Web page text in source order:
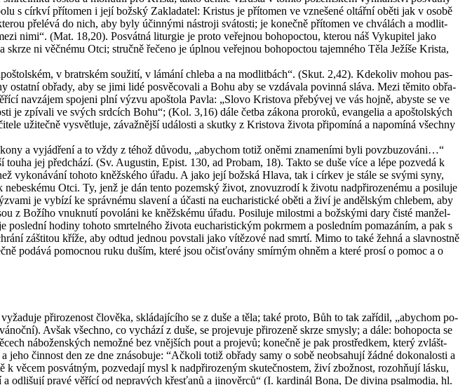
s církví pří­to­men i její bož­ský Za­kla­da­tel: Kris­tus je pří­to­men ve vzne­še­né ol­tář­ní oběti jak v osobě
pře­lé­vá do nich, aby byly účin­ný­mi ná­stro­ji svá­tos­ti; je ko­neč­ně pří­to­men ve chválách a mod­lit­
nimi“. (Mat. 18,20). Po­svát­ná li­tur­gie je proto ve­řej­nou bo­ho­po­ctou, kte­rou náš Vy­ku­pi­tel jako
ni věč­né­mu Otci; struč­ně ře­če­no je úpl­nou ve­řej­nou bo­ho­po­ctou ta­jem­né­ho Těla Je­ží­še Kris­ta,
v bra­tr­ském sou­ži­tí, v lámá­ní chle­ba a na mod­lit­bách“. (Skut. 2,42). Kde­ko­liv mohou pas­
ob­řa­dy, aby se jimi lidé po­svě­co­va­li a Bohu aby se vzdá­va­la po­vin­ná sláva. Mezi tě­mi­to ob­řa­
na­vzá­jem spo­je­ni plní výzvu apoš­to­la Pavla: „Slovo Kris­to­va pře­bý­vej ve vás hojně, abys­te se ve
zpí­va­li ve svých srd­cích Bohu“; (Kol. 3,16) dále četba zá­ko­na pro­ro­ků, evan­ge­lia a apoš­tolských
uži­teč­ně vy­svět­lu­je, zá­važ­něj­ší udá­los­ti a skut­ky z Kris­to­va ži­vo­ta při­po­mí­ná a na­po­mí­ná všech­ny
a vy­já­d­ře­ní a to vždy z téhož dů­vo­du, „abychom totiž oněmi zna­me­ní­mi byli po­vzbu­zo­vá­ni…“
jej před­chá­zí. (Sv. Au­gustin, Epist. 130, ad Pro­bam, 18). Takto se duše více a lépe po­zve­dá k
vy­ko­ná­vá­ní to­ho­to kněž­ské­ho úřadu. A jako její bož­ská Hlava, tak i cír­kev je stále se svými syny,
Otci. Ty, jenž je dán tento po­zem­ský život, zno­vuzro­dí k ži­vo­tu nad­při­ro­ze­né­mu a po­si­lu­je
je vy­bí­zí ke správ­né­mu sla­ve­ní a účas­ti na eu­cha­ris­tic­ké oběti a živí je an­děl­ským chle­bem, aby
z Bo­ží­ho vnuk­nu­tí po­vo­lá­ni ke kněž­ské­mu úřadu. Po­si­lu­je mi­lost­mi a bož­ský­mi dary čisté man­žel­
ho­di­ny to­ho­to smr­tel­né­ho ži­vo­ta eu­cha­ris­tic­kým po­kr­mem a po­sled­ním po­ma­zá­ním, a pak s
zášti­tou kříže, aby odtud jed­nou po­vsta­li jako ví­tě­zo­vé nad smrtí. Mimo to také žehná a slav­nost­ně
po­dá­vá po­moc­nou ruku duším, které jsou očis­ťo­vá­ny smír­ným ohněm a které prosí o pomoc a o
při­ro­ze­nost člo­vě­ka, sklá­da­jí­cí­ho se z duše a těla; také proto, Bůh to tak za­ří­dil, „abychom po­
Avšak všech­no, co vy­chá­zí z duše, se pro­je­vu­je při­ro­ze­ně skrze smys­ly; a dále: bo­ho­po­cta se
ná­bo­žen­ských ne­mož­né bez vněj­ších pout a pro­je­vů; ko­neč­ně je pak pro­střed­kem, který zvlášt­
čin­nost den ze dne zná­so­bu­je: “Ač­ko­li totiž ob­řa­dy samy o sobě ne­ob­sa­hu­jí žádné do­ko­na­los­ti a
věcem po­svát­ným, po­zve­da­jí mysl k nad­při­ro­ze­ným sku­teč­nos­tem, živí zbož­nost, rozohňují lásku,
od­li­šu­jí pravé vě­ří­cí od ne­pra­vých křes­ťa­nů a ji­no­věr­ců“ (I. kar­di­nál Bona, De di­vi­na psal­mo­dia, hl.